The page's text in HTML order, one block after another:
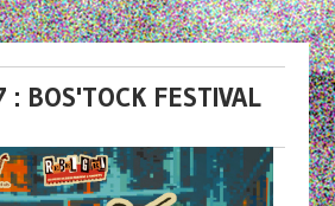
BOS'TOCK FESTIVAL